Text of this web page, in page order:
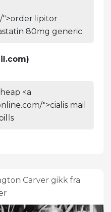
">order lipitor
80mg generic
)
<a
">cialis mail
Carver gikk fra